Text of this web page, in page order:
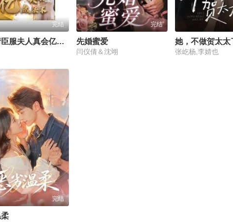
完结
陆总请臣服夫人真会亿点法术
完结
先婚蜜爱
闫仪倩＆沈翊
她，不做贺太太
张屹杨,李婧也
完结